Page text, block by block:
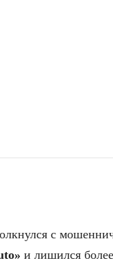
с
и лишился более